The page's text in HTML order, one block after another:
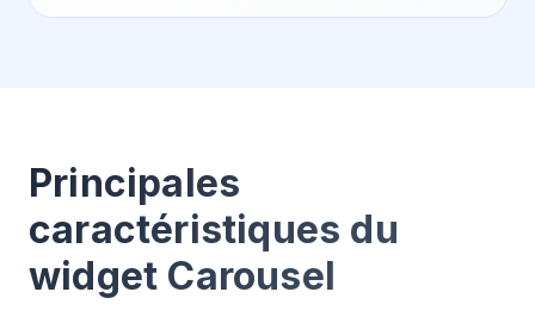
Principales
caractéristiques du
widget Carousel